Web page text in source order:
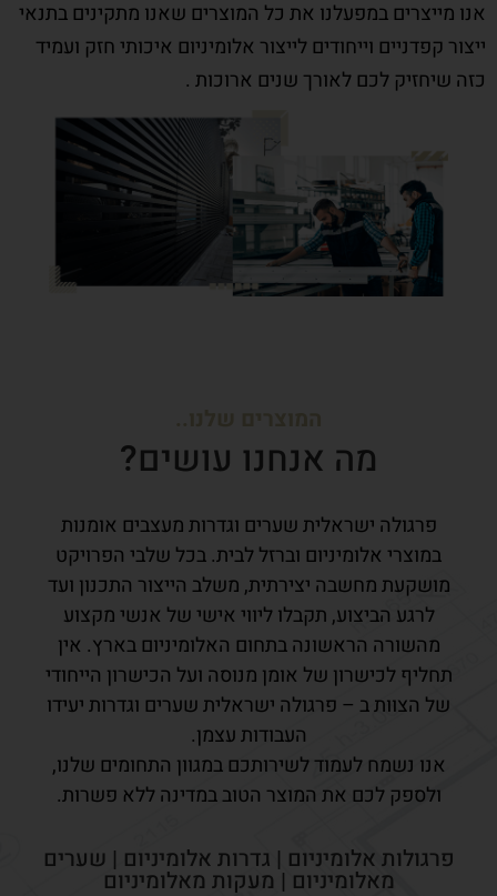
אנו מייצרים במפעלנו את כל המוצרים שאנו מתקינים בתנאי
ייצור קפדניים וייחודים לייצור אלומיניום איכותי חזק ועמיד
כזה שיחזיק לכם לאורך שנים ארוכות .
מה אנחנו עושים?
פרגולה ישראלית שערים וגדרות מעצבים אומנות
במוצרי אלומיניום וברזל לבית. בכל שלבי הפרויקט
מושקעת מחשבה יצירתית, משלב הייצור התכנון ועד
לרגע הביצוע, תקבלו ליווי אישי של אנשי מקצוע
מהשורה הראשונה בתחום האלומיניום בארץ. אין
תחליף לכישרון של אומן מנוסה ועל הכישרון הייחודי
של הצוות ב – פרגולה ישראלית שערים וגדרות יעידו
העבודות עצמן.
אנו נשמח לעמוד לשירותכם במגוון התחומים שלנו,
ולספק לכם את המוצר הטוב במדינה ללא פשרות.
פרגולות אלומיניום | גדרות אלומיניום | שערים
מאלומיניום | מעקות מאלומיניום